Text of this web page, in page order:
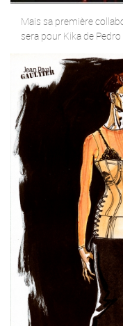
Mais sa première
sera pour Kika de